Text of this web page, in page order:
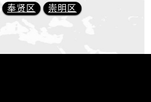
奉贤区 崇明区